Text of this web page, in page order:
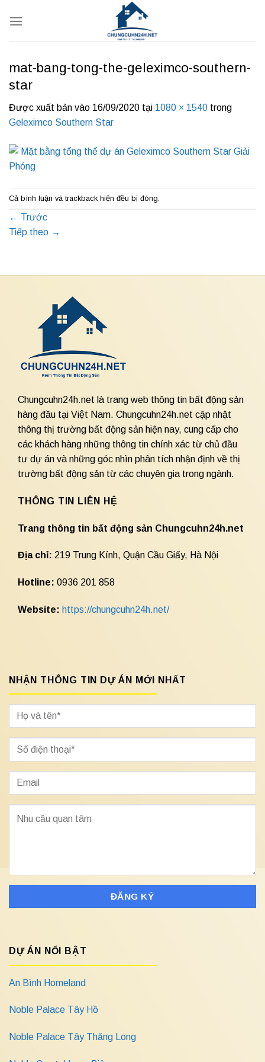
qua
mat-bang-tong-the-geleximco-southern-
star
Được xuất bản vào 16/09/2020 tại 1080 × 1540 trong
Geleximco Southern Star
Cả bình luận và trackback hiện đều bị đóng.
← Trước
Tiếp theo →
Chungcuhn24h.net là trang web thông tin bất động sản
hàng đầu tại Việt Nam. Chungcuhn24h.net cập nhật
thông thị trường bất động sản hiện nay, cung cấp cho
các khách hàng những thông tin chính xác từ chủ đầu
tư dự án và những góc nhìn phân tích nhận định về thị
trường bất động sản từ các chuyên gia trong ngành.
THÔNG TIN LIÊN HỆ
Trang thông tin bất động sản Chungcuhn24h.net
Địa chỉ: 219 Trung Kính, Quận Cầu Giấy, Hà Nội
Hotline: 0936 201 858
Website: https://chungcuhn24h.net/
NHẬN THÔNG TIN DỰ ÁN MỚI NHẤT
DỰ ÁN NỔI BẬT
An Bình Homeland
Noble Palace Tây Hồ
Noble Palace Tây Thăng Long